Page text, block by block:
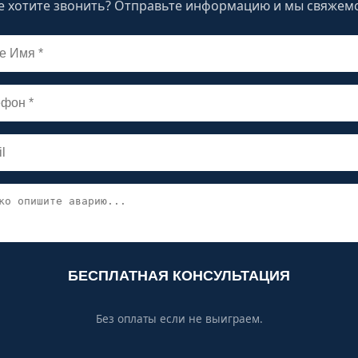
хотите звонить? Отправьте информацию и мы
БЕСПЛАТНАЯ КОНСУЛЬТАЦИЯ
Без оплаты если не выиграем.